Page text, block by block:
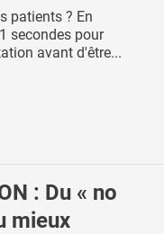
patients ? En
secondes pour
avant d'être...
: Du « no
mieux